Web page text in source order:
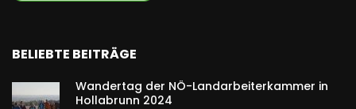
BELIEBTE BEITRÄGE
Wandertag der NÖ-Landarbeiterkammer in
Hollabrunn 2024